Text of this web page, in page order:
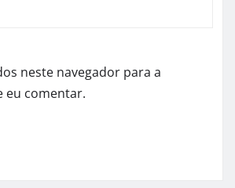
neste navegador para a
eu comentar.